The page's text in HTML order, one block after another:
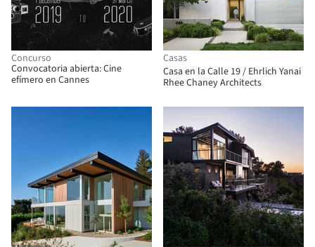
Concurso
Convocatoria abierta: Cine
efímero en Cannes
Casas
Casa en la Calle 19 / Ehrlich Yanai
Rhee Chaney Architects